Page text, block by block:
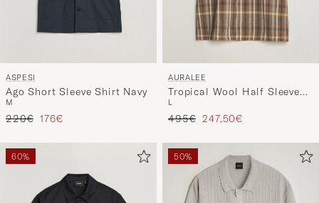
ASPESI
Ago Short Sleeve Shirt Navy
M
Reguliere prijs
220€ Verlaagd prijs
176€
AURALEE
Tropical Wool Half Sleeve
Shirt Brown Check
L
Reguliere prijs
495€ Verlaagd prijs
247,50€
60% 50%